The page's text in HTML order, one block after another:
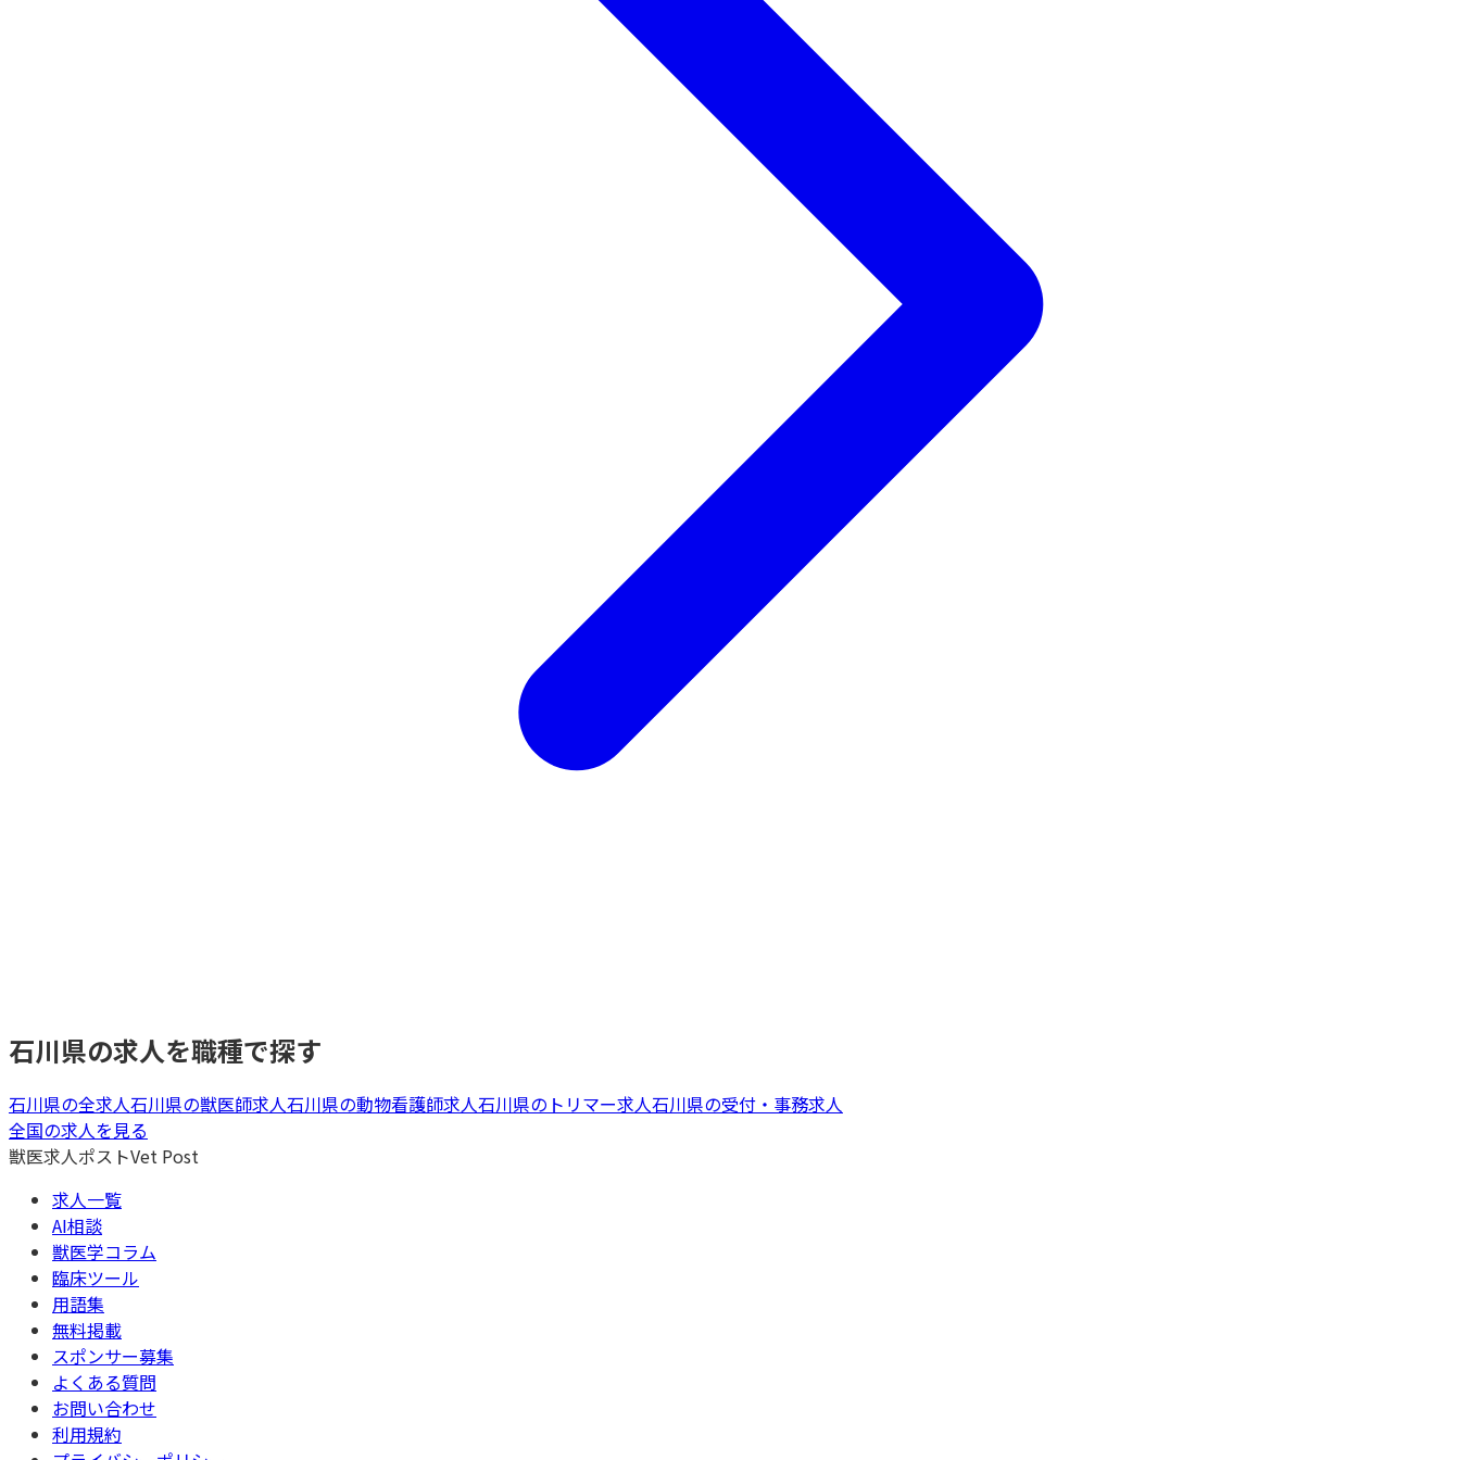
石川県の求人を職種で探す
石川県の全求人石川県の獣医師求人石川県の動物看護師求人石川県の トリマー求人石川県の受付・事務求人
全国の求人を見る
獣医求人ポストVet Post
求人一覧
AI相談
獣医学コラム
臨床ツール
用語集
無料掲載
スポンサー募集
よくある質問
お問い合わせ
利用規約